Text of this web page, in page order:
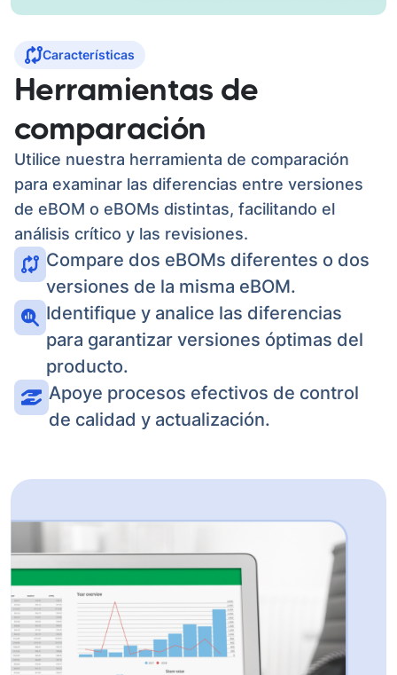
Características
Herramientas de
comparación
Utilice nuestra herramienta de comparación
para examinar las diferencias entre versiones
de eBOM o eBOMs distintas, facilitando el
análisis crítico y las revisiones.
Compare dos eBOMs diferentes o dos
versiones de la misma eBOM.
Identifique y analice las diferencias
para garantizar versiones óptimas del
producto.
Apoye procesos efectivos de control
de calidad y actualización.